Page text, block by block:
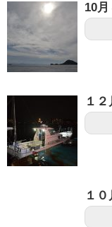
10月
１
１